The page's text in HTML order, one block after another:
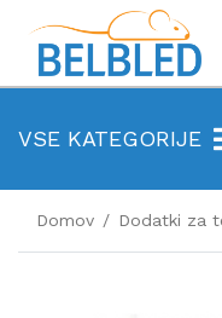
VSE KATEGORIJE
Domov Dodatki za